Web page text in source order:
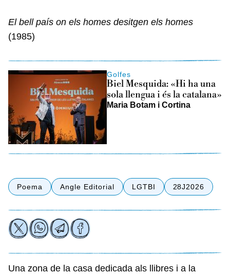
El bell país on els homes desitgen els homes
(1985)
Golfes
Biel Mesquida: «Hi ha una
sola llengua i és la catalana»
Maria Botam i Cortina
Poema Angle Editorial LGTBI 28J2026
Una zona de la casa dedicada als llibres i a la